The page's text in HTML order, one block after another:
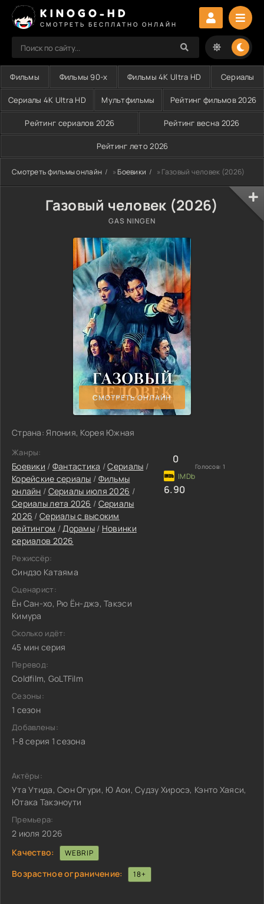
KINOGO-HD
СМОТРЕТЬ БЕСПЛАТНО ОНЛАЙН
Фильмы Фильмы 90-х Фильмы 4K Ultra HD Сериалы
Сериалы 4K Ultra HD Мультфильмы Рейтинг фильмов 2026
Рейтинг сериалов 2026 Рейтинг весна 2026
Рейтинг лето 2026
Смотреть фильмы онлайн »Боевики » Газовый человек (2026)
Газовый человек (2026)
GAS NINGEN
СМОТРЕТЬ ОНЛАЙН
Страна: Япония, Корея Южная
Жанры:
Боевики / Фантастика /Сериалы /
Корейские сериалы / Фильмы
онлайн / Сериалы июля 2026 /
Сериалы лета 2026 / Сериалы
2026 / Сериалы с высоким
рейтингом /Дорамы / Новинки
сериалов 2026
Режиссёр:
Синдзо Катаяма
Сценарист:
Ён Сан-хо, Рю Ён-джэ, Такэси
Кимура
Сколько идёт:
45 мин серия
Перевод:
Coldfilm, GoLTFilm
Сезоны:
1 сезон
Добавлены:
1-8 серия 1 сезона
0
Голосов: 1
6.90
Актёры:
Ута Утида, Сюн Огури, Ю Аои, Судзу Хиросэ, Кэнто Хаяси,
Ютака Такэноути
Премьера:
2 июля 2026
Качество:
WEBRIP
Возрастное ограничение: 18+